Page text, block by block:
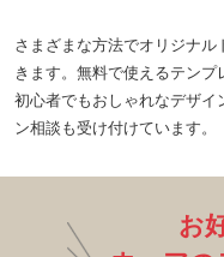
さまざまな方法でオリジナ
きます。無料で使えるテンプ
初心者でもおしゃれなデザ
ン相談も受け付けています。
お